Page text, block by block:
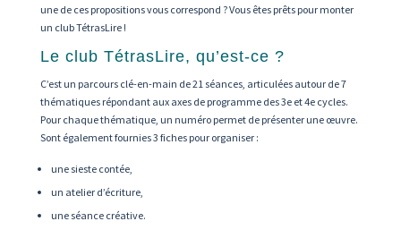
une de ces propositions vous correspond ? Vous êtes prêts pour monter
un club TétrasLire !
Le club TétrasLire, qu’est-ce ?
C’est un parcours clé-en-main de 21 séances, articulées autour de 7
thématiques répondant aux axes de programme des 3e et 4e cycles.
Pour chaque thématique, un numéro permet de présenter une œuvre.
Sont également fournies 3 fiches pour organiser :
une sieste contée,
un atelier d’écriture,
une séance créative.